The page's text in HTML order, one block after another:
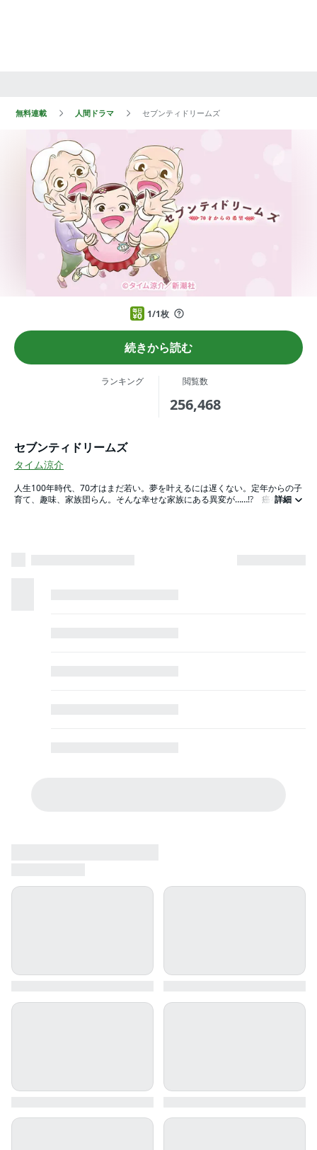
無料連載 人間ドラマ セブンティドリームズ
1/1枚
続きから読む
ランキング 閲覧数
256,468
セブンティドリームズ
タイム涼介
人生100年時代、70才はまだ若い。夢を叶えるには遅くない。定年からの子
育て、趣味、家族団らん。そんな幸せな家族にある異変が……!? 癌を告知
詳細